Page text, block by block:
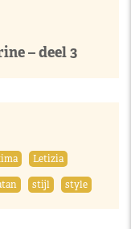
– deel 3
Letizia
stijl style